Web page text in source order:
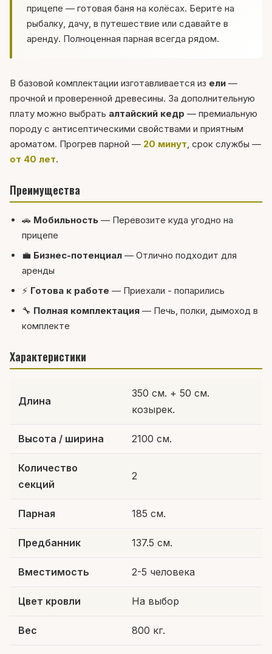
прицепе — готовая баня на колёсах. Берите на
рыбалку, дачу, в путешествие или сдавайте в
аренду. Полноценная парная всегда рядом.
В базовой комплектации изготавливается из ели —
прочной и проверенной древесины. За дополнительную
плату можно выбрать алтайский кедр — премиальную
породу с антисептическими свойствами и приятным
ароматом. Прогрев парной — 20 минут, срок службы —
от 40 лет.
Преимущества
🚗 Мобильность — Перевозите куда угодно на
прицепе
💼 Бизнес-потенциал — Отлично подходит для
аренды
⚡ Готова к работе — Приехали - попарились
🔧 Полная комплектация — Печь, полки, дымоход в
комплекте
Характеристики
Длина
350 см. + 50 см.
козырек.
Высота / ширина 2100 см.
Количество
секций
2
Парная 185 см.
Предбанник 137.5 см.
Вместимость 2-5 человека
Цвет кровли На выбор
Вес 800 кг.